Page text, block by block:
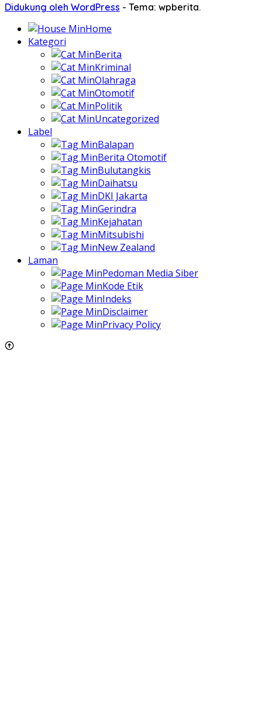
Didukung oleh WordPress - Tema: wpberita.
Home
Kategori
Berita
Kriminal
Olahraga
Otomotif
Politik
Uncategorized
Label
Balapan
Berita Otomotif
Bulutangkis
Daihatsu
DKI Jakarta
Gerindra
Kejahatan
Mitsubishi
New Zealand
Laman
Pedoman Media Siber
Kode Etik
Indeks
Disclaimer
Privacy Policy